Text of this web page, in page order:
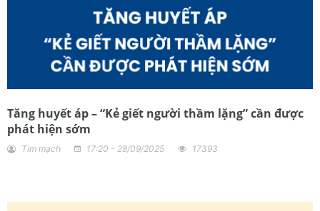
Tăng huyết áp – “Kẻ giết người thầm lặng” cần được
phát hiện sớm
Tim mạch 17:20 - 28/09/2025 17393